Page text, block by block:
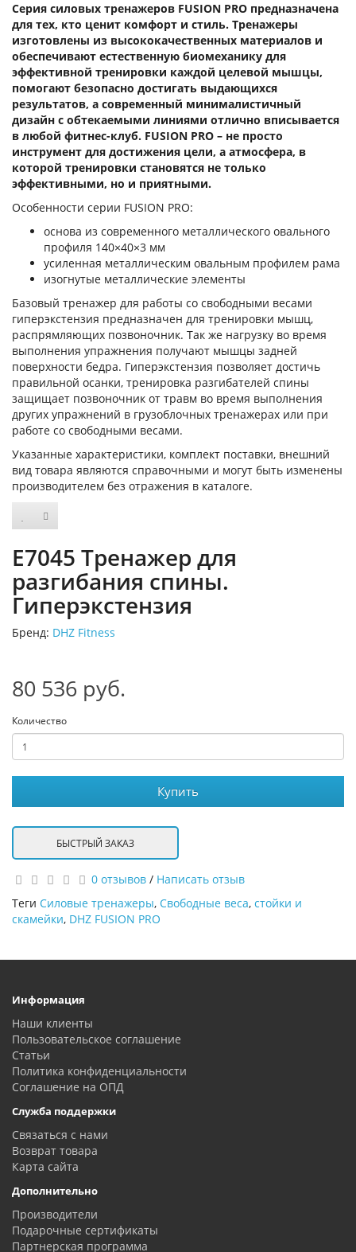
Серия силовых тренажеров FUSION PRO предназначена
для тех, кто ценит комфорт и стиль. Тренажеры
изготовлены из высококачественных материалов и
обеспечивают естественную биомеханику для
эффективной тренировки каждой целевой мышцы,
помогают безопасно достигать выдающихся
результатов, а современный минималистичный
дизайн с обтекаемыми линиями отлично вписывается
в любой фитнес-клуб. FUSION PRO – не просто
инструмент для достижения цели, а атмосфера, в
которой тренировки становятся не только
эффективными, но и приятными.
Особенности серии FUSION PRO:
основа из современного металлического овального
профиля 140×40×3 мм
усиленная металлическим овальным профилем рама
изогнутые металлические элементы
Базовый тренажер для работы со свободными весами
гиперэкстензия предназначен для тренировки мышц,
распрямляющих позвоночник. Так же нагрузку во время
выполнения упражнения получают мышцы задней
поверхности бедра. Гиперэкстензия позволяет достичь
правильной осанки, тренировка разгибателей спины
защищает позвоночник от травм во время выполнения
других упражнений в грузоблочных тренажерах или при
работе со свободными весами.
Указанные характеристики, комплект поставки, внешний
вид товара являются справочными и могут быть изменены
производителем без отражения в каталоге.
E7045 Тренажер для
разгибания спины.
Гиперэкстензия
Бренд: DHZ Fitness
80 536 руб.
Количество
Купить
БЫСТРЫЙ ЗАКАЗ
0 отзывов / Написать отзыв
Теги Силовые тренажеры, Свободные веса, стойки и
скамейки, DHZ FUSION PRO
Информация
Наши клиенты
Пользовательское соглашение
Статьи
Политика конфиденциальности
Соглашение на ОПД
Служба поддержки
Связаться с нами
Возврат товара
Карта сайта
Дополнительно
Производители
Подарочные сертификаты
Партнерская программа